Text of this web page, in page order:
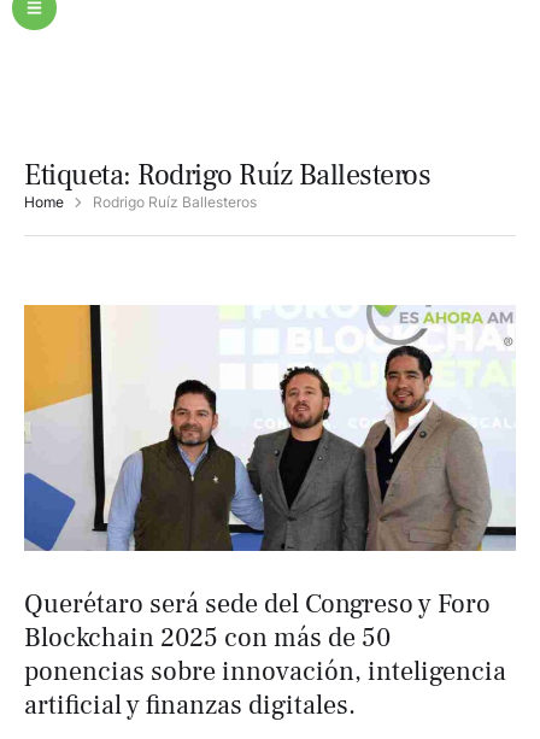
Etiqueta: Rodrigo Ruíz Ballesteros
Home Rodrigo Ruíz Ballesteros
Querétaro será sede del Congreso y Foro
Blockchain 2025 con más de 50
ponencias sobre innovación, inteligencia
artificial y finanzas digitales.